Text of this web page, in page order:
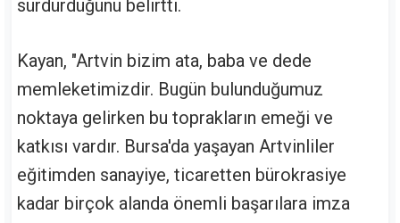
sürdürdüğünü belirtti.
Kayan, "Artvin bizim ata, baba ve dede
memleketimizdir. Bugün bulunduğumuz
noktaya gelirken bu toprakların emeği ve
katkısı vardır. Bursa'da yaşayan Artvinliler
eğitimden sanayiye, ticaretten bürokrasiye
kadar birçok alanda önemli başarılara imza